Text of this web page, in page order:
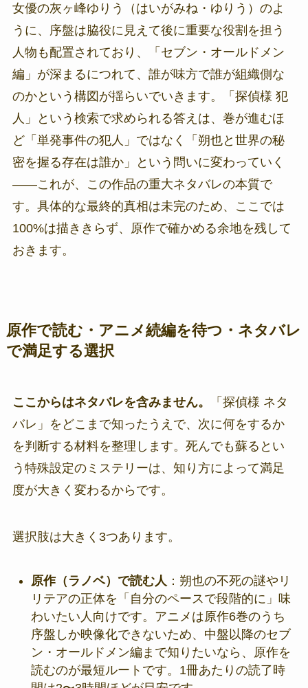
女優の灰ヶ峰ゆりう（はいがみね・ゆりう）のよ
うに、序盤は脇役に見えて後に重要な役割を担う
人物も配置されており、「セブン・オールドメン
編」が深まるにつれて、誰が味方で誰が組織側な
のかという構図が揺らいでいきます。「探偵様 犯
人」という検索で求められる答えは、巻が進むほ
ど「単発事件の犯人」ではなく「朔也と世界の秘
密を握る存在は誰か」という問いに変わっていく
――これが、この作品の重大ネタバレの本質で
す。具体的な最終的真相は未完のため、ここでは
100%は描ききらず、原作で確かめる余地を残して
おきます。
原作で読む・アニメ続編を待つ・ネタバレ
で満足する選択
ここからはネタバレを含みません。
「探偵様 ネタ
バレ」をどこまで知ったうえで、次に何をするか
を判断する材料を整理します。死んでも蘇るとい
う特殊設定のミステリーは、知り方によって満足
度が大きく変わるからです。
選択肢は大きく3つあります。
原作（ラノベ）で読む人 ：朔也の不死の謎やリ
リテアの正体を「自分のペースで段階的に」味
わいたい人向けです。アニメは原作6巻のうち
序盤しか映像化できないため、中盤以降のセブ
ン・オールドメン編まで知りたいなら、原作を
読むのが最短ルートです。1冊あたりの読了時